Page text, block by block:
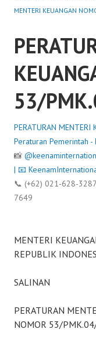
MENTERI KEUANGAN
53/
PERATURAN
Peraturan Pemerintah -
📸
| 📧
📞 (+62) 021-628-
7649
MENTERI
REPUBLIK
SALINAN
PERATURAN
NOMOR 53/